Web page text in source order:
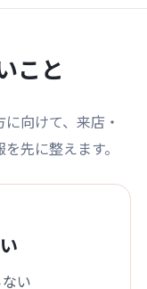
こと
向けて、来店・
先に整えます。
い